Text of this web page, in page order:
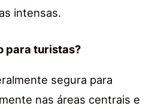
intensas.
para turistas?
segura para
nas áreas centrais e